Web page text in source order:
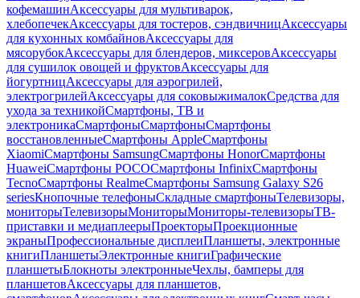
кофемашинАксессуары для мультиварок,
хлебопечекАксессуары для тостеров, сэндвичницАксессуары
для кухонных комбайновАксессуары для
мясорубокАксессуары для блендеров, миксеровАксессуары
для сушилок овощей и фруктовАксессуары для
йогуртницАксессуары для аэрогрилей,
электрогрилейАксессуары для соковыжималокСредства для
ухода за техникойСмартфоны, ТВ и
электроникаСмартфоныСмартфоныСмартфоны
восстановленныеСмартфоны AppleСмартфоны
XiaomiСмартфоны SamsungСмартфоны HonorСмартфоны
HuaweiСмартфоны POCOСмартфоны InfinixСмартфоны
TecnoСмартфоны RealmeСмартфоны Samsung Galaxy S26
seriesКнопочные телефоныСкладные смартфоныТелевизоры,
мониторыТелевизорыМониторыМониторы-телевизорыТВ-
приставки и медиаплеерыПроекторыПроекционные
экраныПрофессиональные дисплеиПланшеты, электронные
книгиПланшетыЭлектронные книгиГрафические
планшетыБлокноты электронныеЧехлы, бамперы для
планшетовАксессуары для планшетов,